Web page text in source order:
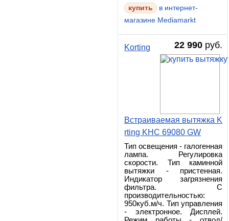
в интернет-
магазине Mediamarkt
22 990 руб.
Korting
Встраиваемая вытяжка K
rting KHC 69080 GW
Тип освещения - галогенная
лампа. Регулировка
скорости. Тип каминной
вытяжки - пристенная.
Индикатор загрязнения
фильтра. С
производительностью:
950куб.м/ч. Тип управления
- электронное. Дисплей.